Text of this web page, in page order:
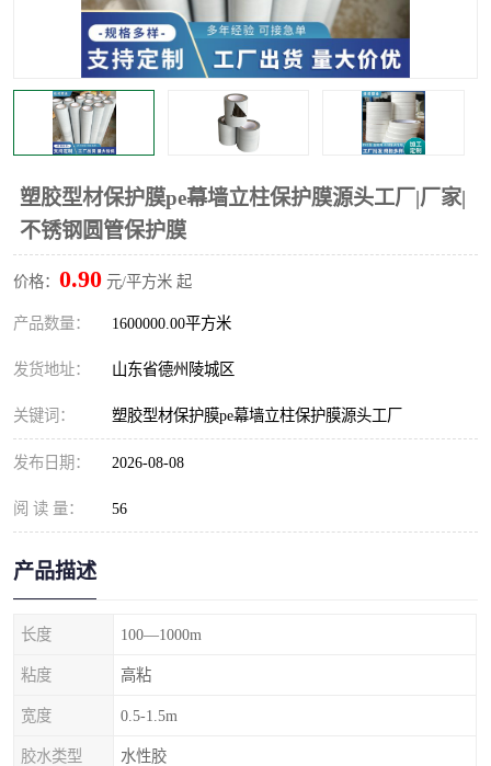
塑胶型材保护膜pe幕墙立柱保护膜源头工厂|厂家|
不锈钢圆管保护膜
价格： 0.90 元/平方米 起
产品数量： 1600000.00平方米
发货地址： 山东省德州陵城区
关键词： 塑胶型材保护膜pe幕墙立柱保护膜源头工厂
发布日期： 2026-08-08
阅 读 量： 56
产品描述
长度 100—1000m
粘度 高粘
宽度 0.5-1.5m
胶水类型 水性胶
不绣钢板保护膜 两边上胶保护膜
窗缝阻风胶带 铝板保护膜
不锈钢板保护膜 一次性隔离膜